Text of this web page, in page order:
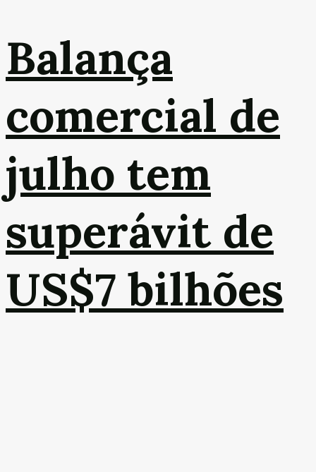
Balança
comercial de
julho tem
superávit de
US$7 bilhões